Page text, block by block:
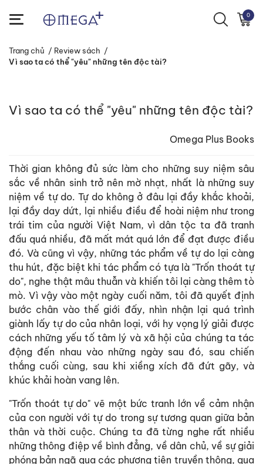
0
Trang chủ / Review sách /
Vì sao ta có thể "yêu" những tên độc tài?
Vì sao ta có thể "yêu" những tên độc tài?
Omega Plus Books
Thời gian không đủ sức làm cho những suy niệm sâu
sắc về nhân sinh trở nên mờ nhạt, nhất là những suy
niệm về tự do. Tự do không ở đâu lại đầy khắc khoải,
lại đầy day dứt, lại nhiều điều để hoài niệm như trong
trái tim của người Việt Nam, vì dân tộc ta đã tranh
đấu quá nhiều, đã mất mát quá lớn để đạt được điều
đó. Và cũng vì vậy, những tác phẩm về tự do lại càng
thu hút, đặc biệt khi tác phẩm có tựa là "Trốn thoát tự
do", nghe thật mâu thuẫn và khiến tôi lại càng thêm tò
mò. Vì vậy vào một ngày cuối năm, tôi đã quyết định
bước chân vào thế giới đấy, nhìn nhận lại quá trình
giành lấy tự do của nhân loại, với hy vọng lý giải được
cách những yếu tố tâm lý và xã hội của chúng ta tác
động đến nhau vào những ngày sau đó, sau chiến
thắng cuối cùng, sau khi xiềng xích đã đứt gãy, và
khúc khải hoàn vang lên.
"Trốn thoát tự do" vẽ một bức tranh lớn về cảm nhận
của con người với tự do trong sự tương quan giữa bản
thân và thời cuộc. Chúng ta đã từng nghe rất nhiều
những thông điệp về bình đẳng, về dân chủ, về sự giải
phóng bản ngã qua các phương tiện truyền thông, qua